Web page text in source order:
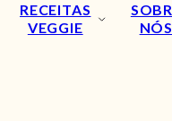
RECEITAS
VEGGIE
NÓS